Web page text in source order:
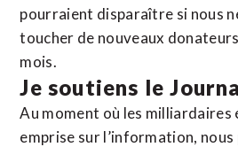
pourraient disparaître si nous
toucher de nouveaux
mois.
Je soutiens le
Au moment où les milliardaires
emprise sur l’information, nous